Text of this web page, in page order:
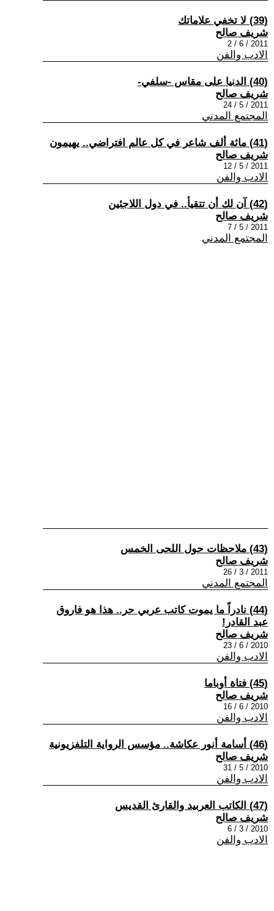
(39) لا تخفي علاماتك
شريف صالح
2011 / 6 / 2
الادب والفن
(40) الدنيا على مقاس -سلفي-
شريف صالح
2011 / 5 / 24
المجتمع المدني
(41) مائة ألف شاعر في كل عالم افتراضي.. يهيمون
شريف صالح
2011 / 5 / 12
الادب والفن
(42) آن لك أن تتقيأ.. في دول اللاجئين
شريف صالح
2011 / 5 / 7
المجتمع المدني
(43) ملاحظات حول اللحى الخمس
شريف صالح
2011 / 3 / 26
المجتمع المدني
(44) نادراً ما يموت كاتب عربي حر.. هذا هو فاروق
عبد القادر!
شريف صالح
2010 / 6 / 23
الادب والفن
(45) فتاة أوباما
شريف صالح
2010 / 6 / 16
الادب والفن
(46) أسامة أنور عكاشة.. مؤسس الرواية التلفزيونية
شريف صالح
2010 / 5 / 31
الادب والفن
(47) الكاتب العربيد والقارئ القديس
شريف صالح
2010 / 3 / 6
الادب والفن